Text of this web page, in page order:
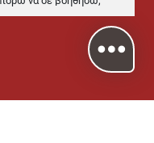
να σε βοηθήσω;